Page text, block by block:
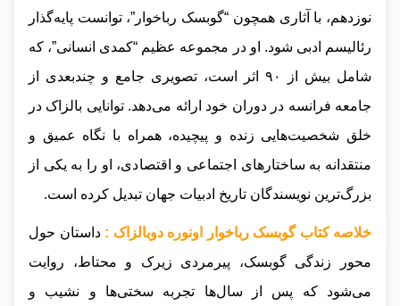
نوزدهم، با آثاری همچون “گوبسک رباخوار”، توانست پایه‌گذار
رئالیسم ادبی شود. او در مجموعه عظیم “کمدی انسانی”، که
شامل بیش از ۹۰ اثر است، تصویری جامع و چندبعدی از
جامعه فرانسه در دوران خود ارائه می‌دهد. توانایی بالزاک در
خلق شخصیت‌هایی زنده و پیچیده، همراه با نگاه عمیق و
منتقدانه به ساختارهای اجتماعی و اقتصادی، او را به یکی از
بزرگ‌ترین نویسندگان تاریخ ادبیات جهان تبدیل کرده است.
خلاصه کتاب گوبسک رباخوار اونوره دوبالزاک : داستان حول
محور زندگی گوبسک، پیرمردی زیرک و محتاط، روایت
می‌شود که پس از سال‌ها تجربه سختی‌ها و نشیب و